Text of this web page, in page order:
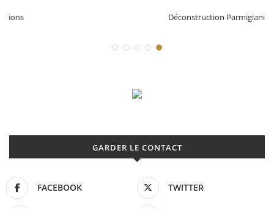
Déconstruction Parmigiani Fleurier
GARDER LE CONTACT
FACEBOOK TWITTER